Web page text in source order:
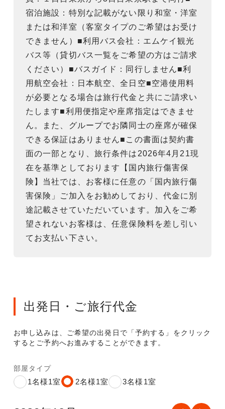
宿泊施設：特別な記載がない限り和室・洋室
または和洋室（客室タイプのご希望はお受け
できません）■利用バス会社：エムケイ観光
バス等（貸切バス一覧をご希望の方はご請求
ください）■バスガイド：同行しません■利
用航空会社：日本航空、全日空■空港使用料
が必要となる場合は旅行代金と共にご請求い
たします■利用便指定や座席指定はできませ
ん。また、グループでお隣同士の座席が確保
できる保証はありません■この書面は契約書
面の一部となり、旅行条件は2026年4月21現
在を基準としております【国内旅行傷害保
険】当社では、お客様に任意の「国内旅行傷
害保険」ご加入をお勧めしており、代金に別
途記載させていただいています。加入をご希
望されないお客様は、任意保険料を差し引い
てお支払い下さい。
出発日・ご旅行代金
お申し込みは、ご希望の出発日で「予約する」をクリック
するとご予約へお進みすることができます。
部屋タイプ
1名様1室 2名様1室 3名様1室